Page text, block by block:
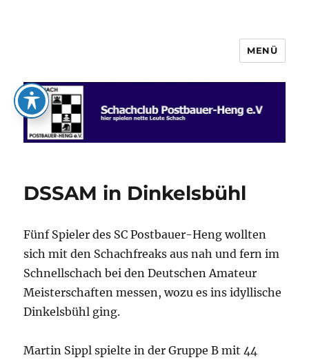
Schachclub Postbauer-Heng e.V.
MENÜ
DSSAM in Dinkelsbühl
Fünf Spieler des SC Postbauer-Heng wollten
sich mit den Schachfreaks aus nah und fern im
Schnellschach bei den Deutschen Amateur
Meisterschaften messen, wozu es ins idyllische
Dinkelsbühl ging.
Martin Sippl spielte in der Gruppe B mit 44